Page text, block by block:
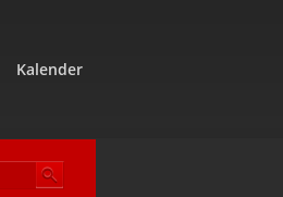
Kalender